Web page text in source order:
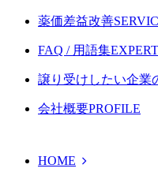
薬価差益改善
FAQ / 用語集
譲り受けしたい企業
会社概要PROFILE
HOME